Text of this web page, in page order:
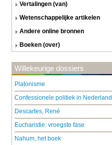
vertalingen (van)
wetenschappelijke artikelen
andere online bronnen
boeken (over)
Willekeurige dossiers
Platonisme
Confessionele politiek in Nederland
Descartes, René
Eucharistie: vroegste fase
Nahum, het boek